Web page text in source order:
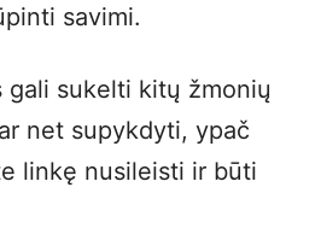
savimi.
gali sukelti kitų žmonių
net supykdyti, ypač
linkę nusileisti ir būti